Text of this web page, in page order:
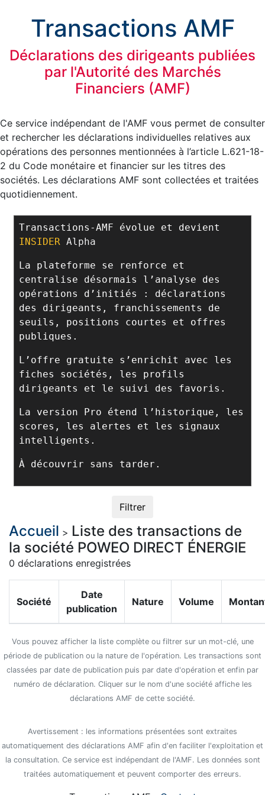
Transactions AMF
Déclarations des dirigeants publiées
par l'Autorité des Marchés
Financiers (AMF)
Ce service indépendant de l'AMF vous permet de consulter
et rechercher les déclarations individuelles relatives aux
opérations des personnes mentionnées à l’article L.621-18-
2 du Code monétaire et financier sur les titres des
sociétés. Les déclarations AMF sont collectées et traitées
quotidiennement.
Transactions-AMF évolue et devient
INSIDER Alpha
La plateforme se renforce et
centralise désormais l’analyse des
opérations d’initiés : déclarations
des dirigeants, franchissements de
seuils, positions courtes et offres
publiques.
L’offre gratuite s’enrichit avec les
fiches sociétés, les profils
dirigeants et le suivi des favoris.
La version Pro étend l’historique, les
scores, les alertes et les signaux
intelligents.
À découvrir sans tarder.
Filtrer
Accueil > Liste des transactions de
la société POWEO DIRECT ÉNERGIE
0 déclarations enregistrées
Société
Date
publication
Nature Volume
Vous pouvez afficher la liste complète ou filtrer sur un mot-clé, une
période de publication ou la nature de l'opération. Les transactions sont
classées par date de publication puis par date d'opération et enfin par
numéro de déclaration. Cliquer sur le nom d'une société affiche les
déclarations AMF de cette société.
Avertissement : les informations présentées sont extraites
automatiquement des déclarations AMF afin d'en faciliter l'exploitation et
la consultation. Ce service est indépendant de l'AMF. Les données sont
traitées automatiquement et peuvent comporter des erreurs.